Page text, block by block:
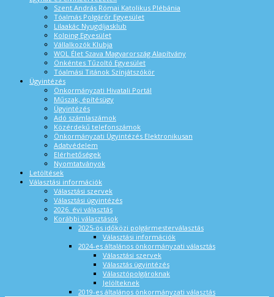
Szent András Római Katolikus Plébánia
Tóalmás Polgárőr Egyesület
Lilaakác Nyugdíjasklub
Kolping Egyesület
Vállalkozók Klubja
WOL Élet Szava Magyarország Alapítvány
Önkéntes Tűzoltó Egyesület
Tóalmási Titánok Színjátszókör
Ügyintézés
Önkormányzati Hivatali Portál
Műszak, építésügy
Ügyintézés
Adó számlaszámok
Közérdekű telefonszámok
Önkormányzati Ügyintézés Elektronikusan
Adatvédelem
Elérhetőségek
Nyomtatványok
Letöltések
Választási információk
Választási szervek
Választási ügyintézés
2026. évi választás
Korábbi választások
2025-ös időközi polgármesterválasztás
Választási információk
2024-es általános önkormányzati választás
Választási szervek
Választás ügyintézés
Választópolgároknak
Jelölteknek
2019-es általános önkormányzati választás